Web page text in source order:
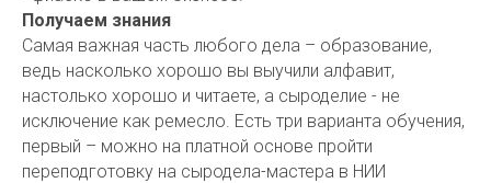
Получаем знания
Самая важная часть любого дела – образование,
ведь насколько хорошо вы выучили алфавит,
настолько хорошо и читаете, а сыроделие - не
исключение как ремесло. Есть три варианта обучения,
первый – можно на платной основе пройти
переподготовку на сыродела-мастера в НИИ